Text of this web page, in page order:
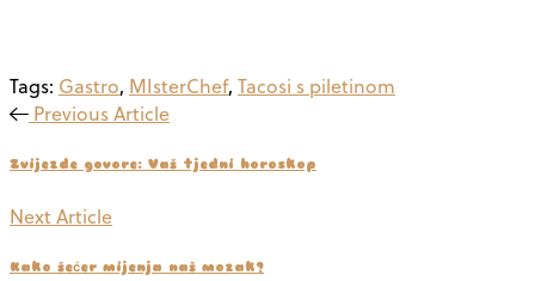
Tags: Gastro, MIsterChef, Tacosi s piletinom
Previous Article
Zvijezde govore: Vaš tjedni horoskop
Next Article
Kako šećer mijenja naš mozak?